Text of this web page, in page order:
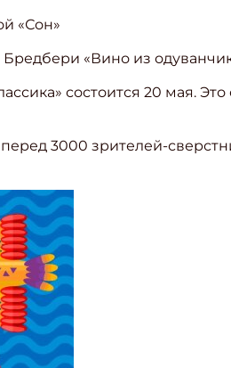
«Сон»
«Вино из
состоится 20 мая.
3000 зрителей-